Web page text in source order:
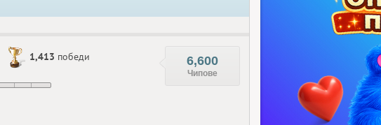
1,413 победи 6,600
Чипове